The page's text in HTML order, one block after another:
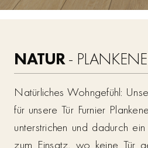
NATUR-
Natürliches Wohngefühl:
für unsere Tür Furnier
unterstrichen und dadurch
zum Einsatz, wo keine Tür